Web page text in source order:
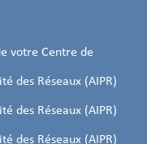
votre Centre de
des Réseaux (AIPR)
des Réseaux (AIPR)
des Réseaux (AIPR)